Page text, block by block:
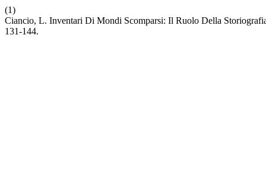
(1)
Ciancio, L. Inventari Di Mondi Scomparsi: Il Ruolo Della
131-144.